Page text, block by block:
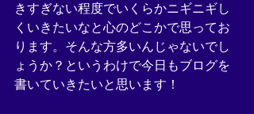
きすぎない程度でいくらかニギニギし
くいきたいなと心のどこかで思ってお
ります。そんな方多いんじゃないでし
ょうか？というわけで今日もブログを
書いていきたいと思います！